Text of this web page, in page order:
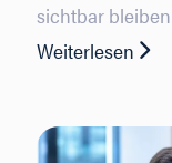
sichtbar
Quelle für
Weiterlesen
: SEO im KI-